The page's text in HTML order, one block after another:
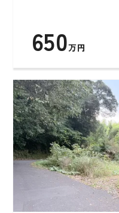
650万円